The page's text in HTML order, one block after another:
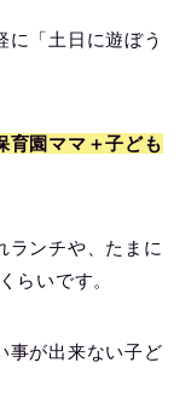
「土日に遊ぼう
育園ママ＋子ども
ランチや、たまに
らいです。
事が出来ない子ど